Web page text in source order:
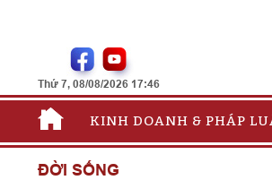
Thứ 7, 08/08/2026 17:46
KINH DOANH & PHÁP
ĐỜI SỐNG